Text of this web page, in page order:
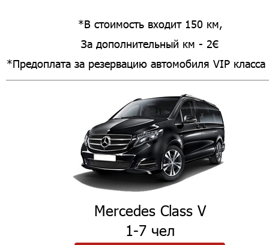
*В стоимость входит 150 км,
За дополнительный км - 2€
*Предоплата за резервацию автомобиля VIP
Mercedes Class V
1-7 чел